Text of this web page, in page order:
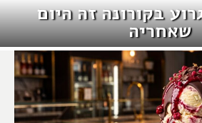
בקורונה זה היום
שאחריה